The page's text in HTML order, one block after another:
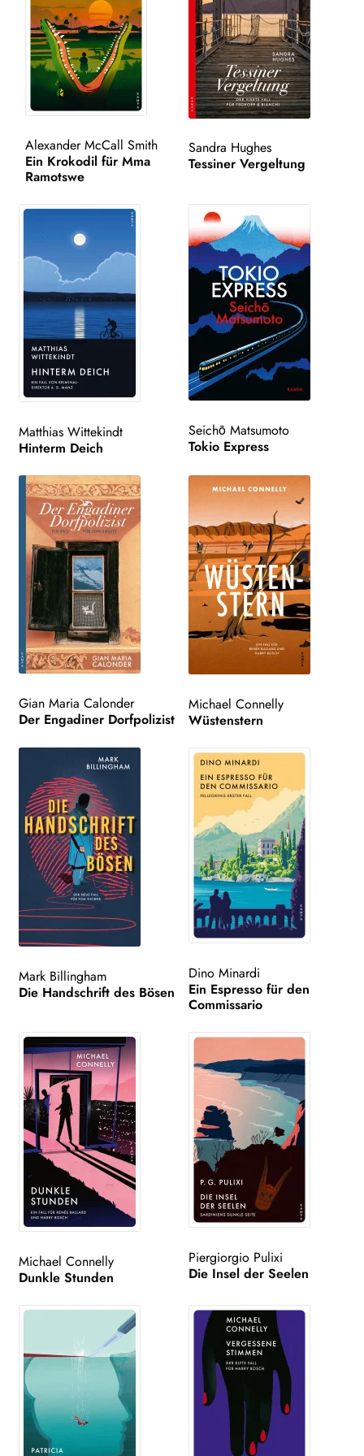
Kampa Bunt
AUTOR*INNEN
VERLAG
AKTUELLES
LIZENZEN | FOREIGN RIGHTS
NEWSLETTER
WEITERE VERLAGE
Alexander McCall Smith
Ein Krokodil für Mma
Ramotswe
Sandra Hughes
Tessiner Vergeltung
Matthias Wittekindt
Hinterm Deich
Seichō Matsumoto
Tokio Express
Gian Maria Calonder
Der Engadiner Dorfpolizist
Michael Connelly
Wüstenstern
Mark Billingham
Die Handschrift des Bösen
Dino Minardi
Ein Espresso für den
Commissario
Michael Connelly
Dunkle Stunden
Piergiorgio Pulixi
Die Insel der Seelen